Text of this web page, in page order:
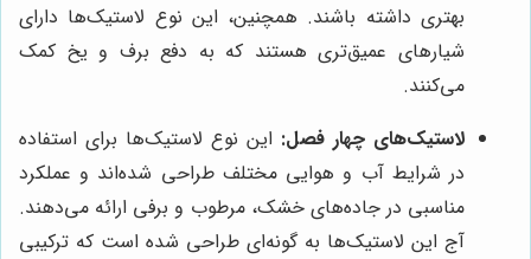
بهتری داشته باشند. همچنین، این نوع لاستیک‌ها دارای
شیارهای عمیق‌تری هستند که به دفع برف و یخ کمک
می‌کنند.
لاستیک‌های چهار فصل: این نوع لاستیک‌ها برای استفاده
در شرایط آب و هوایی مختلف طراحی شده‌اند و عملکرد
مناسبی در جاده‌های خشک، مرطوب و برفی ارائه می‌دهند.
آج این لاستیک‌ها به گونه‌ای طراحی شده است که ترکیبی